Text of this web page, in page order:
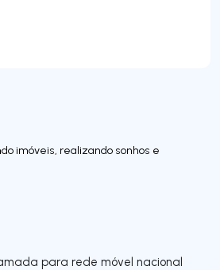
imóveis, realizando sonhos e
para rede móvel nacional